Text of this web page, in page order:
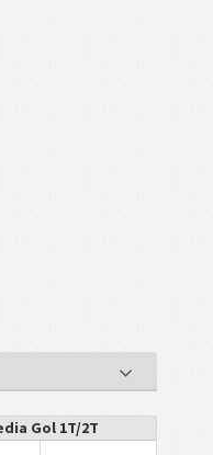
Gol 1T/2T